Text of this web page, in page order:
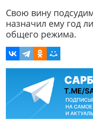
Свою вину
назначил ему год
общего режима.